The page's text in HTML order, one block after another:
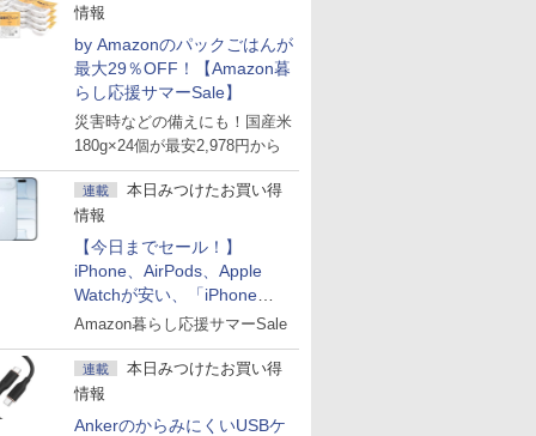
情報
by Amazonのパックごはんが
最大29％OFF！【Amazon暮
らし応援サマーSale】
災害時などの備えにも！国産米
180g×24個が最安2,978円から
連載
本日みつけたお買い得
情報
【今日までセール！】
iPhone、AirPods、Apple
Watchが安い、「iPhone
Air」256GB版が139,800円な
Amazon暮らし応援サマーSale
連載
本日みつけたお買い得
情報
AnkerのからみにくいUSBケ